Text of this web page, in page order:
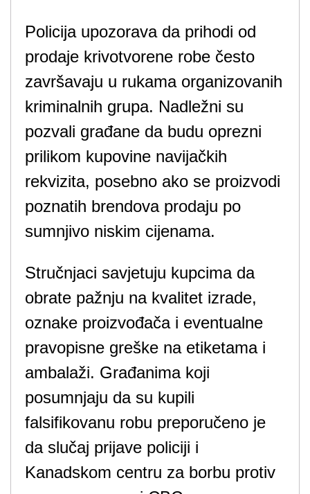
Policija upozorava da prihodi od
prodaje krivotvorene robe često
završavaju u rukama organizovanih
kriminalnih grupa. Nadležni su
pozvali građane da budu oprezni
prilikom kupovine navijačkih
rekvizita, posebno ako se proizvodi
poznatih brendova prodaju po
sumnjivo niskim cijenama.
Stručnjaci savjetuju kupcima da
obrate pažnju na kvalitet izrade,
oznake proizvođača i eventualne
pravopisne greške na etiketama i
ambalaži. Građanima koji
posumnjaju da su kupili
falsifikovanu robu preporučeno je
da slučaj prijave policiji i
Kanadskom centru za borbu protiv